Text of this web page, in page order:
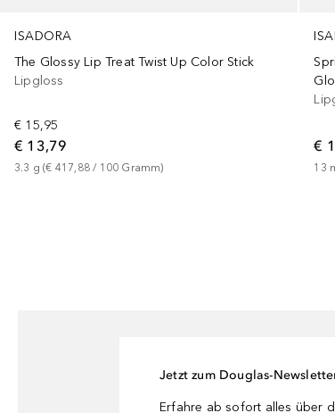
ISADORA
The Glossy Lip Treat Twist Up Color Stick
Lipgloss
€ 15,95
€ 13,79
3.3 g (€ 417,88 / 100 Gramm)
€
13
Jetzt zum Douglas-
Erfahre ab sofort alles über